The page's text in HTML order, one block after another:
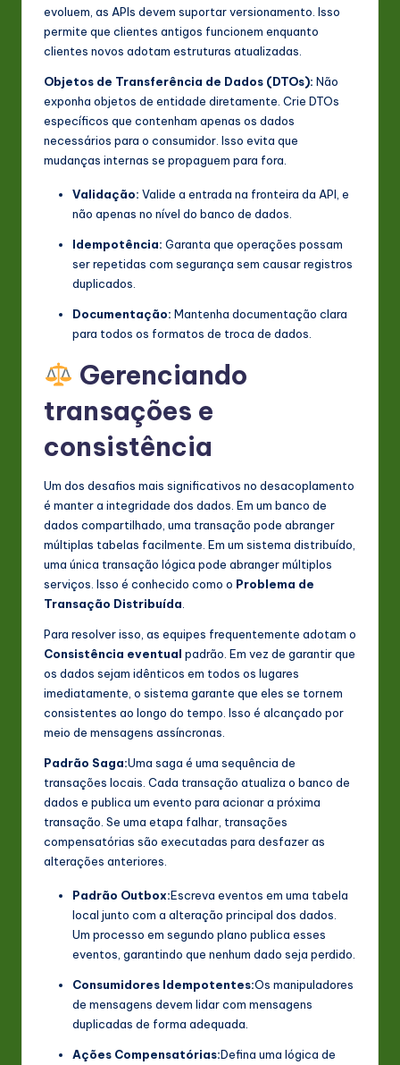
evoluem, as APIs devem suportar versionamento. Isso
permite que clientes antigos funcionem enquanto
clientes novos adotam estruturas atualizadas.
Objetos de Transferência de Dados (DTOs): Não
exponha objetos de entidade diretamente. Crie DTOs
específicos que contenham apenas os dados
necessários para o consumidor. Isso evita que
mudanças internas se propaguem para fora.
Validação: Valide a entrada na fronteira da API, e
não apenas no nível do banco de dados.
Idempotência: Garanta que operações possam
ser repetidas com segurança sem causar registros
duplicados.
Documentação: Mantenha documentação clara
para todos os formatos de troca de dados.
Gerenciando
transações e
consistência
Um dos desafios mais significativos no desacoplamento
é manter a integridade dos dados. Em um banco de
dados compartilhado, uma transação pode abranger
múltiplas tabelas facilmente. Em um sistema distribuído,
uma única transação lógica pode abranger múltiplos
serviços. Isso é conhecido como o Problema de
Transação Distribuída
Para resolver isso, as equipes frequentemente adotam o
Consistência eventual padrão. Em vez de garantir que
os dados sejam idênticos em todos os lugares
imediatamente, o sistema garante que eles se tornem
consistentes ao longo do tempo. Isso é alcançado por
meio de mensagens assíncronas.
Padrão Saga:Uma saga é uma sequência de
transações locais. Cada transação atualiza o banco de
dados e publica um evento para acionar a próxima
transação. Se uma etapa falhar, transações
compensatórias são executadas para desfazer as
alterações anteriores.
Padrão Outbox:Escreva eventos em uma tabela
local junto com a alteração principal dos dados.
Um processo em segundo plano publica esses
eventos, garantindo que nenhum dado seja perdido.
Consumidores Idempotentes:Os manipuladores
de mensagens devem lidar com mensagens
duplicadas de forma adequada.
Ações Compensatórias:Defina uma lógica de